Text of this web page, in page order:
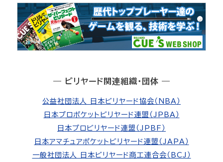
― ビリヤード関連組織・団体 ―
公益社団法人 日本ビリヤード協会（NBA）
日本プロポケットビリヤード連盟（JPBA）
日本プロビリヤード連盟（JPBF）
日本アマチュアポケットビリヤード連盟（JAPA）
一般社団法人 日本ビリヤード商工連合会（BCJ）